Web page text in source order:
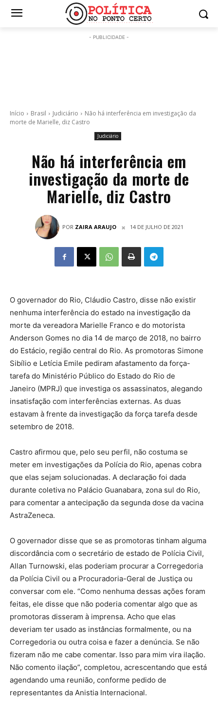
- PUBLICIDADE -
Início Brasil Judiciário
Não há interferência em investigação da
morte de Marielle, diz Castro
Judiciário
Não há interferência em
investigação da morte de
Marielle, diz Castro
POR ZAIRA ARAUJO 14 DE JULHO DE 2021
O governador do Rio, Cláudio Castro, disse não existir
nenhuma interferência do estado na investigação da
morte da vereadora Marielle Franco e do motorista
Anderson Gomes no dia 14 de março de 2018, no bairro
do Estácio, região central do Rio. As promotoras Simone
Sibílio e Letícia Emile pediram afastamento da força-
tarefa do Ministério Público do Estado do Rio de
Janeiro (MPRJ) que investiga os assassinatos, alegando
insatisfação com interferências externas. As duas
estavam à frente da investigação da força tarefa desde
setembro de 2018.
Castro afirmou que, pelo seu perfil, não costuma se
meter em investigações da Polícia do Rio, apenas cobra
que elas sejam solucionadas. A declaração foi dada
durante coletiva no Palácio Guanabara, zona sul do Rio,
para comentar a antecipação da segunda dose da vacina
AstraZeneca.
O governador disse que se as promotoras tinham alguma
discordância com o secretário de estado de Polícia Civil,
Allan Turnowski, elas poderiam procurar a Corregedoria
da Polícia Civil ou a Procuradoria-Geral de Justiça ou
conversar com ele. “Como nenhuma dessas ações foram
feitas, ele disse que não poderia comentar algo que as
promotoras disseram à imprensa. Acho que elas
deveriam ter usado as instâncias formalmente, ou na
Corregedoria ou outra coisa e fazer a denúncia. Se não
fizeram não me cabe comentar. Isso para mim vira ilação.
Não comento ilação”, completou, acrescentando que está
agendando uma reunião, conforme pedido de
representantes da Anistia Internacional.